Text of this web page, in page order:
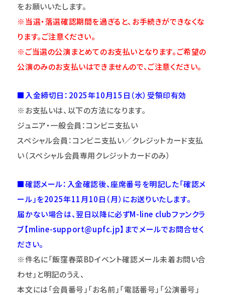
をお願いいたします。
※当選・落選確認期間を過ぎると、お手続きができなくな
ります。ご注意ください。
※ご当選の公演まとめてのお支払いとなります。ご希望の
公演のみのお支払いはできませんので、ご注意ください。
■入金締切日：2025年10月15日（水）受領印有効
※お支払いは、以下の方法になります。
ジュニア・一般会員：コンビニ支払い
スペシャル会員：コンビニ支払い／クレジットカード支払
い（スペシャル会員専用クレジットカードのみ）
■確認メール：入金確認後、座席番号を明記した「確認メ
ール」を2025年11月10日（月）にお送りいたします。
届かない場合は、翌日以降に必ずM-line clubファンクラ
ブ【mline-support@upfc.jp】までメールでお問合せく
ださい。
※件名に「飯窪春菜BDイベント確認メール未着お問い合
わせ」と明記のうえ、
本文には「会員番号」「お名前」「電話番号」「公演番号」